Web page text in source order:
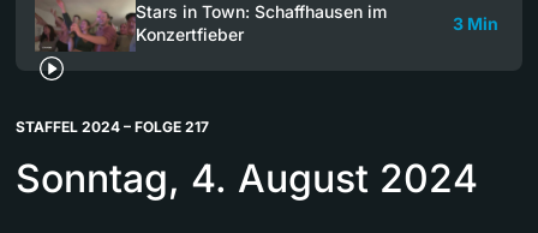
Stars in Town: Schaffhausen im
Konzertfieber
3 Min
STAFFEL 2024 – FOLGE 217
Sonntag, 4. August 2024